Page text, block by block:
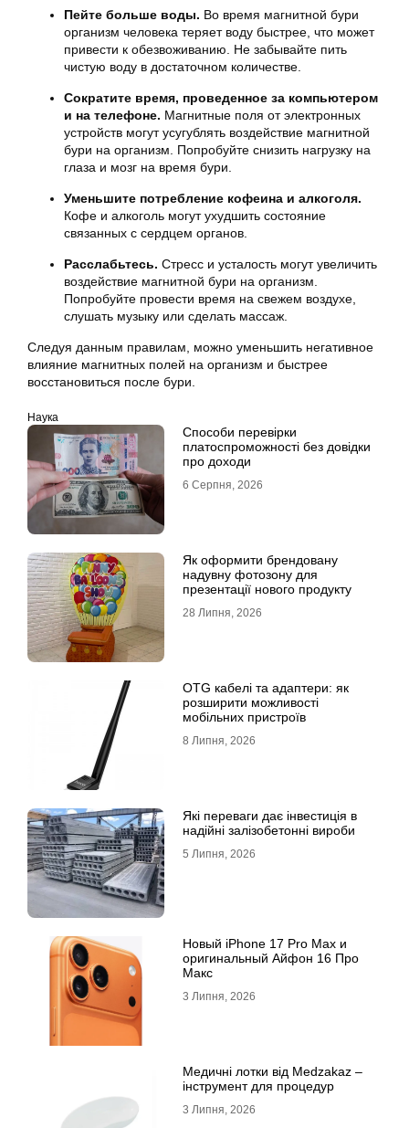
Пейте больше воды. Во время магнитной бури
организм человека теряет воду быстрее, что может
привести к обезвоживанию. Не забывайте пить
чистую воду в достаточном количестве.
Сократите время, проведенное за компьютером
и на телефоне. Магнитные поля от электронных
устройств могут усугублять воздействие магнитной
бури на организм. Попробуйте снизить нагрузку на
глаза и мозг на время бури.
Уменьшите потребление кофеина и алкоголя.
Кофе и алкоголь могут ухудшить состояние
связанных с сердцем органов.
Расслабьтесь. Стресс и усталость могут увеличить
воздействие магнитной бури на организм.
Попробуйте провести время на свежем воздухе,
слушать музыку или сделать массаж.
Следуя данным правилам, можно уменьшить негативное
влияние магнитных полей на организм и быстрее
восстановиться после бури.
Наука
Способи перевірки
платоспроможності без довідки
про доходи
6 Серпня, 2026
Як оформити брендовану
надувну фотозону для
презентації нового продукту
28 Липня, 2026
OTG кабелі та адаптери: як
розширити можливості
мобільних пристроїв
8 Липня, 2026
Які переваги дає інвестиція в
надійні залізобетонні вироби
5 Липня, 2026
Новый iPhone 17 Pro Max и
оригинальный Айфон 16 Про
Макс
3 Липня, 2026
Медичні лотки від Medzakaz –
інструмент для процедур
3 Липня, 2026